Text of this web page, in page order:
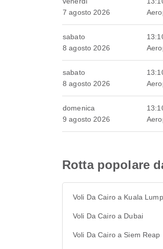
7 agosto 2026
sabato
8 agosto 2026
sabato
8 agosto 2026
domenica
9 agosto 2026
Rotta popolare
Voli Da Cairo a Kuala
Voli Da Cairo a Dubai
Voli Da Cairo a Siem Reap